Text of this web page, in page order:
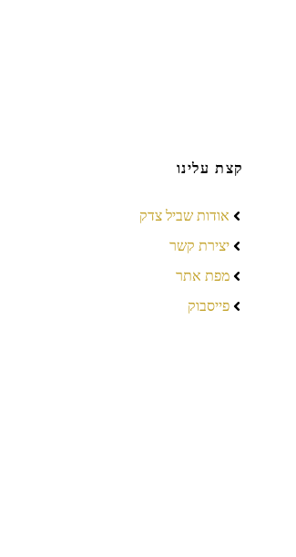
קצת עלינו
אודות שביל צדק
יצירת קשר
מפת אתר
פייסבוק